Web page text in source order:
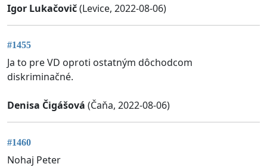
Igor Lukačovič(Levice, 2022-08-06)
#1455
Ja to pre VD oproti ostatným dôchodcom
diskriminačné.
Denisa Čigášová (Čaňa, 2022-08-06)
#1460
Nohaj Peter